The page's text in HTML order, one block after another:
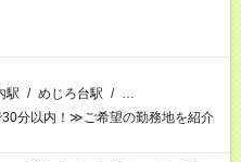
駅 / めじろ台駅 / …
分以内！≫ご希望の勤務地を紹介